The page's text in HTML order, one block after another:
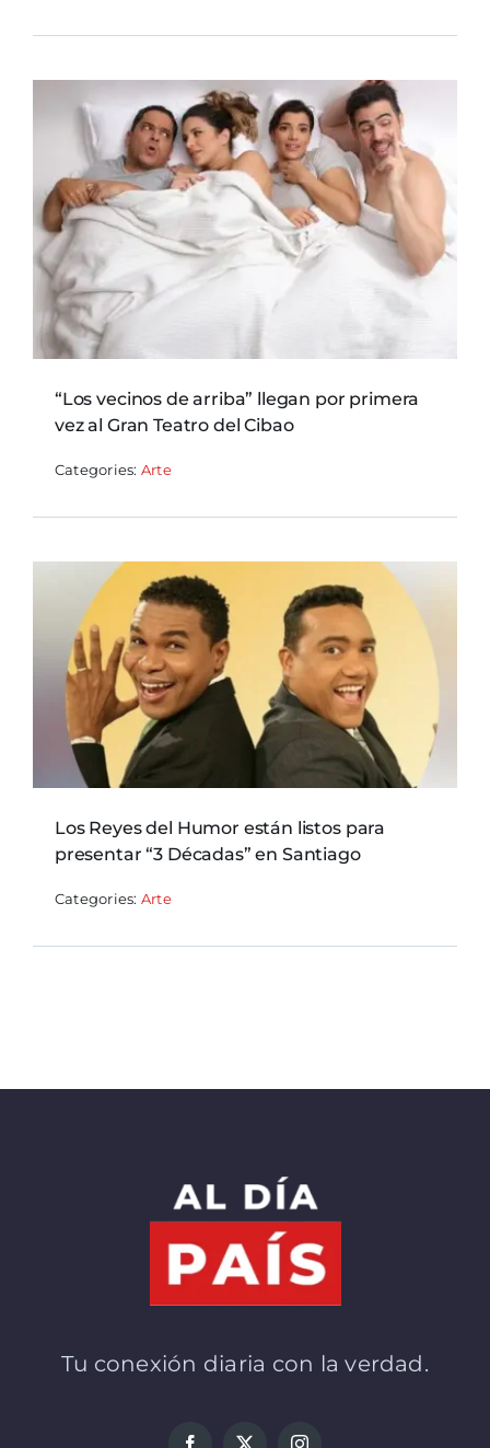
“Los vecinos de arriba” llegan por primera
vez al Gran Teatro del Cibao
Categories: Arte
Los Reyes del Humor están listos para
presentar “3 Décadas” en Santiago
Categories: Arte
Tu conexión diaria con la verdad.